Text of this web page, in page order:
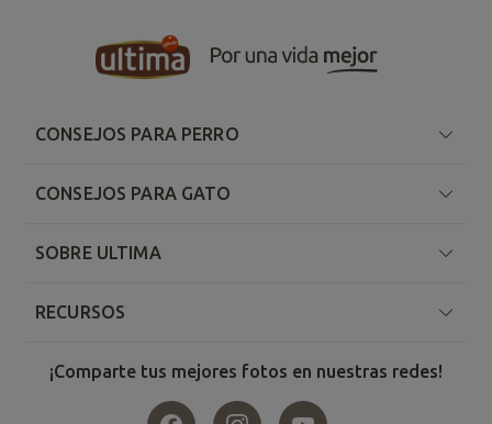
CONSEJOS PARA PERRO
CONSEJOS PARA GATO
SOBRE ULTIMA
RECURSOS
¡Comparte tus mejores fotos en nuestras redes!